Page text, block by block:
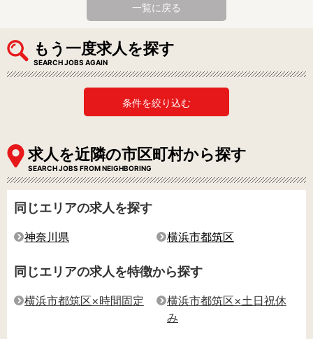
一覧に戻る
もう一度求人を探す
SEARCH JOBS AGAIN
条件を絞り込む
求人を近隣の市区町村から探す
SEARCH JOBS FROM NEIGHBORING
同じエリアの求人を探す
神奈川県 横浜市都筑区
同じエリアの求人を特徴から探す
横浜市都筑区×時間固定
横浜市都筑区×土日祝休
み